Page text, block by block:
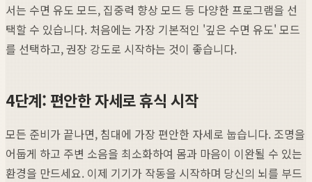
서는 수면 유도 모드, 집중력 향상 모드 등 다양한 프로그램을 선
택할 수 있습니다. 처음에는 가장 기본적인 '깊은 수면 유도' 모드
를 선택하고, 권장 강도로 시작하는 것이 좋습니다.
4단계: 편안한 자세로 휴식 시작
모든 준비가 끝나면, 침대에 가장 편안한 자세로 눕습니다. 조명을
어둡게 하고 주변 소음을 최소화하여 몸과 마음이 이완될 수 있는
환경을 만드세요. 이제 기기가 작동을 시작하며 당신의 뇌를 부드